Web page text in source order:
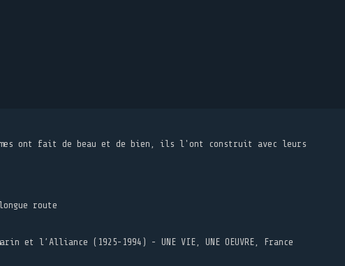
ont fait de beau et de bien, ils l'ont construit avec leurs
route
et l’Alliance (1925-1994) - UNE VIE, UNE OEUVRE, France